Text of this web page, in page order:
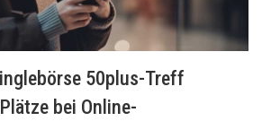
50plus-Treff
bei Online-